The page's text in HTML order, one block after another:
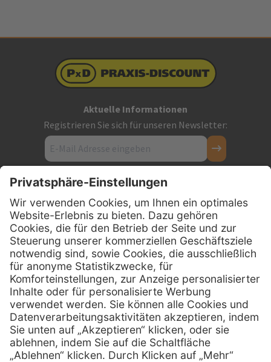
Aktuelle Informationen
Registrieren Sie sich für unseren Newsletter:
Kontakt
Firmensitz
PxD Praxis-Discount GmbH
Hans-Wunderlich-Straße 7
D-49078 Osnabrück
Telefon: 0800 - 600 66 30
Telefon:0800 - 07 01 96
E-Mail:info @ praxis-discount.de
Services Hilfe